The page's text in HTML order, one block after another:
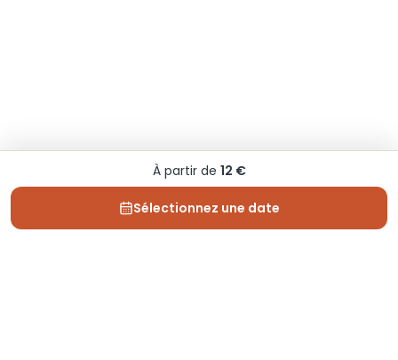
À partir de 12 €
Sélectionnez une date